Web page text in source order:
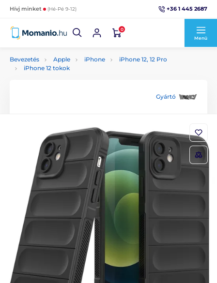
Hívj minket (Hé-Pé 9-12) +36 1 445 2687
0
Menü
Bevezetés Apple iPhone
iPhone 12, 12 Pro
iPhone 12 tokok
Gyártó